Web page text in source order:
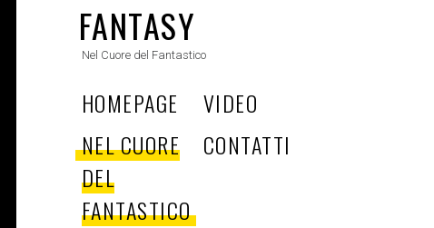
FANTASY
Nel Cuore del Fantastico
HOMEPAGE
VIDEO
NEL CUORE
DEL
FANTASTICO
CONTATTI